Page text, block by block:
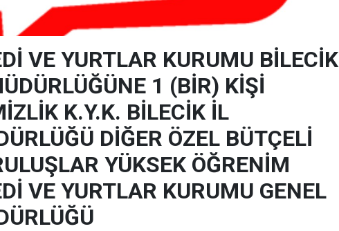
VE YURTLAR KURUMU BİLECİK
1 (BİR) KİŞİ
K.Y.K. BİLECİK İL
DİĞER ÖZEL BÜTÇELİ
YÜKSEK ÖĞRENİM
VE YURTLAR KURUMU GENEL